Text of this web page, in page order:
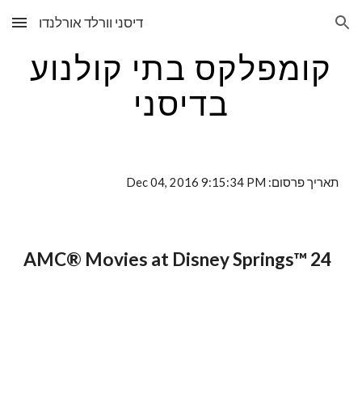
Skip to main content Skip to navigation דיסני וורלד אורלנדו
קומפלקס בתי קולנוע
בדיסני
תאריך פרסום: Dec 04, 2016 9:15:34 PM
AMC® Movies at Disney Springs™ 24